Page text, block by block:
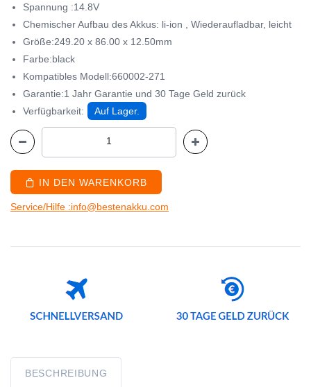
Spannung :14.8V
Chemischer Aufbau des Akkus: li-ion , Wiederaufladbar, leicht
Größe:249.20 x 86.00 x 12.50mm
Farbe:black
Kompatibles Modell:660002-271
Garantie:1 Jahr Garantie und 30 Tage Geld zurück
Verfügbarkeit:
Auf Lager.
IN DEN WARENKORB
Service/Hilfe :info@bestenakku.com
BESCHREIBUNG